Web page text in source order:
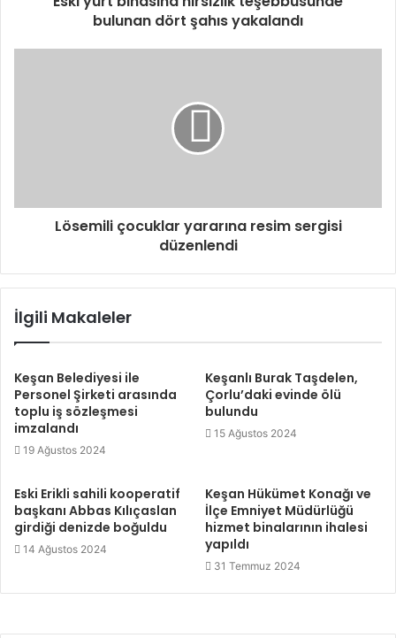
bulunan dört şahıs yakalandı
Lösemili çocuklar yararına resim sergisi
düzenlendi
İlgili Makaleler
Keşan Belediyesi ile
Personel Şirketi arasında
toplu iş sözleşmesi
imzalandı
19 Ağustos 2024
Keşanlı Burak Taşdelen,
Çorlu’daki evinde ölü
bulundu
15 Ağustos 2024
Eski Erikli sahili kooperatif
başkanı Abbas Kılıçaslan
girdiği denizde boğuldu
14 Ağustos 2024
Keşan Hükümet Konağı ve
İlçe Emniyet Müdürlüğü
hizmet binalarının ihalesi
yapıldı
31 Temmuz 2024